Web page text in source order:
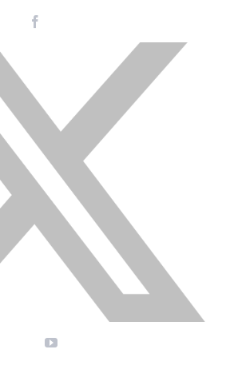
YouTube